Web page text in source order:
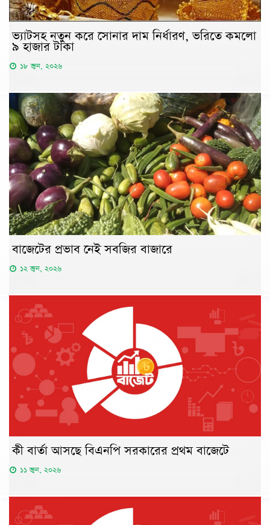
ভ্যাটসহ নতুন করে সোনার দাম নির্ধারণ, ভরিতে কমলো
৯ হাজার টাকা
১৮ জুন, ২০২৬
বাজেটের প্রভাব নেই সবজির বাজারে
১২ জুন, ২০২৬
কী বার্তা আসছে বিএনপি সরকারের প্রথম বাজেটে
১১ জুন, ২০২৬